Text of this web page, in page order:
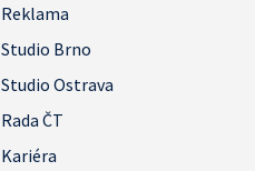
Reklama
Studio Brno
Studio Ostrava
Rada ČT
Kariéra